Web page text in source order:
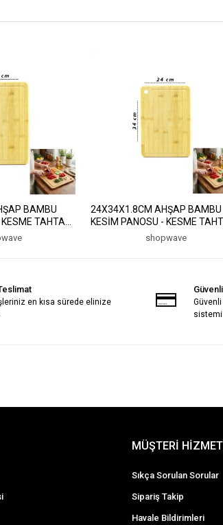
BAMBU
TAHTASI
24X34X1.8CM AHŞAP BAMBU
KESİM PANOSU - KESME
shopwave
en kısa sürede elinize
sistemi
MÜŞTERİ
Sıkça Sorulan Sorular
Sipariş Takip
Havale Bildirimleri